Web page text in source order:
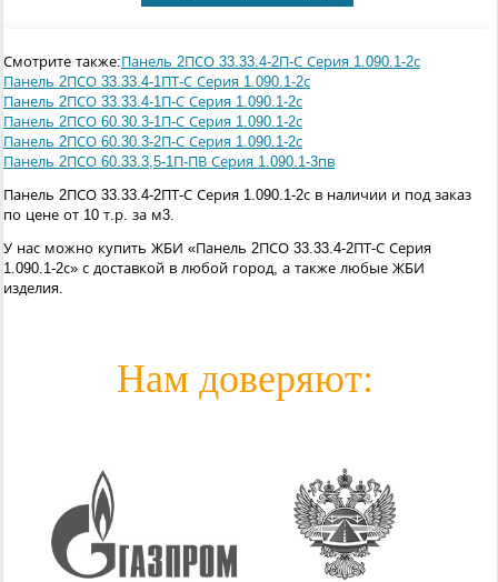
Смотрите также:Панель 2ПСО 33.33.4-2П-С Серия 1.090.1-2с
Панель 2ПСО 33.33.4-1ПТ-С Серия 1.090.1-2с
Панель 2ПСО 33.33.4-1П-С Серия 1.090.1-2с
Панель 2ПСО 60.30.3-1П-С Серия 1.090.1-2с
Панель 2ПСО 60.30.3-2П-С Серия 1.090.1-2с
Панель 2ПСО 60.33.3,5-1П-ПВ Серия 1.090.1-3пв
Панель 2ПСО 33.33.4-2ПТ-С Серия 1.090.1-2с в наличии и под заказ
по цене от 10 т.р. за м3.
У нас можно купить ЖБИ «Панель 2ПСО 33.33.4-2ПТ-С Серия
1.090.1-2с» с доставкой в любой город, а также любые ЖБИ
изделия.
Нам доверяют: